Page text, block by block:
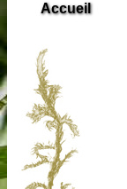
Accueil